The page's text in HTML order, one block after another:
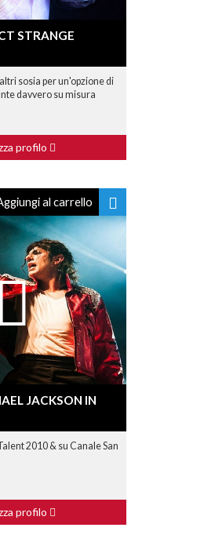
STRANGE
sosia per un'opzione di
davvero su misura
profilo
al carrello
JACKSON IN
2010 & su Canale San
profilo